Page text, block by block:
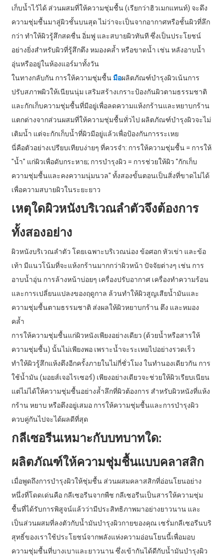
เก็บน้ำไว้ได้ ส่วนผสมที่ให้ความชุ่มชื้น (เรียกว่าฮิวเมกแทนท์) จะดึง
ความชุ่มชื้นมาสู่ผิวชั้นบนสุด ไม่ว่าจะเป็นจากอากาศหรือชั้นผิวที่ลึก
กว่า ทำให้ผิวรู้สึกสดชื่น อิ่มฟู และสบายผิวทันที ซึ่งเป็นประโยชน์
อย่างยิ่งสำหรับผิวที่รู้สึกตึง หมองคล้ำ หรือขาดน้ำ เช่น หลังอาบน้ำ
อุ่นหรืออยู่ในห้องแอร์มาทั้งวัน
ในทางกลับกัน การให้ความชุ่มชื้น มือผลิตภัณฑ์บำรุงผิวเน้นการ
ปรับสภาพผิวให้เนียนนุ่ม เสริมสร้างเกราะป้องกันผิวตามธรรมชาติ
และกักเก็บความชุ่มชื้นที่มีอยู่เพื่อลดความแห้งกร้านและหยาบกร้าน
แตกต่างจากส่วนผสมที่ให้ความชุ่มชื้นทั่วไป ผลิตภัณฑ์บำรุงผิวจะไม่
เติมน้ำ แต่จะกักเก็บน้ำที่ผิวมีอยู่แล้วเพื่อป้องกันการระเหย
นี่คือตัวอย่างเปรียบเทียบง่ายๆ ที่ควรจำ: การให้ความชุ่มชื้น = การให้
"น้ำ" แก่ผิวเพื่อดับกระหาย; ​​การบำรุงผิว = การช่วยให้ผิว "กักเก็บ
ความชุ่มชื้นและคงความนุ่มนวล" ทั้งสองขั้นตอนเป็นสิ่งที่ขาดไม่ได้
เพื่อความสบายผิวในระยะยาว
เหตุใดผิวหนังบริเวณลำตัวจึงต้องการ
ทั้งสองอย่าง
ผิวหนังบริเวณลำตัว โดยเฉพาะบริเวณน่อง ข้อศอก หัวเข่า และข้อ
เท้า มีแนวโน้มที่จะแห้งกร้านมากกว่าผิวหน้า ปัจจัยต่างๆ เช่น การ
อาบน้ำอุ่น การล้างหน้าบ่อยๆ เครื่องปรับอากาศ เครื่องทำความร้อน
และการเปลี่ยนแปลงของฤดูกาล ล้วนทำให้ผิวสูญเสียน้ำมันและ
ความชุ่มชื้นตามธรรมชาติ ส่งผลให้ผิวหยาบกร้าน ตึง และหมอง
คล้ำ
การให้ความชุ่มชื้นแก่ผิวหนังเพียงอย่างเดียว (ด้วยน้ำหรือสารให้
ความชุ่มชื้น) นั้นไม่เพียงพอ เพราะน้ำจะระเหยไปอย่างรวดเร็ว
ทำให้ผิวรู้สึกแห้งตึงอีกครั้งภายในไม่กี่ชั่วโมง ในทำนองเดียวกัน การ
ใช้น้ำมัน (มอยส์เจอไรเซอร์) เพียงอย่างเดียวจะช่วยให้ผิวเรียบเนียน
แต่ไม่ได้ให้ความชุ่มชื้นอย่างล้ำลึกที่ผิวต้องการ สำหรับผิวหนังที่แห้ง
กร้าน หยาบ หรือตึงอยู่เสมอ การให้ความชุ่มชื้นและการบำรุงผิว
ควบคู่กันไปจะได้ผลดีที่สุด
กลีเซอรีนเหมาะกับบทบาทใด:
ผลิตภัณฑ์ให้ความชุ่มชื้นแบบคลาสสิก
เมื่อพูดถึงการบำรุงผิวให้ชุ่มชื้น ส่วนผสมคลาสสิกที่อ่อนโยนอย่าง
หนึ่งที่โดดเด่นคือ กลีเซอรีนจากพืช กลีเซอรีนเป็นสารให้ความชุ่ม
ชื้นที่ได้รับการพิสูจน์แล้วว่ามีประสิทธิภาพมาอย่างยาวนาน และ
เป็นส่วนผสมที่ลงตัวกับน้ำมันบำรุงผิวกายของคุณ เซรั่มกลีเซอรีนบริ
สุทธิ์ของเราใช้ประโยชน์จากพลังแห่งความอ่อนโยนนี้เพื่อมอบ
ความชุ่มชื้นที่บางเบาและยาวนาน ซึ่งเข้ากันได้ดีกับน้ำมันบำรุงผิว